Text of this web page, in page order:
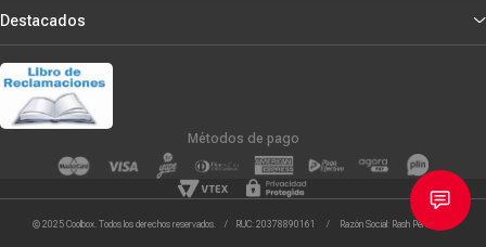
Destacados
Métodos de pago
© 2025 Coolbox. Todos los derechos reservados. / RUC: 20378890161 / Razón Social: Rash Peru S.R.L.